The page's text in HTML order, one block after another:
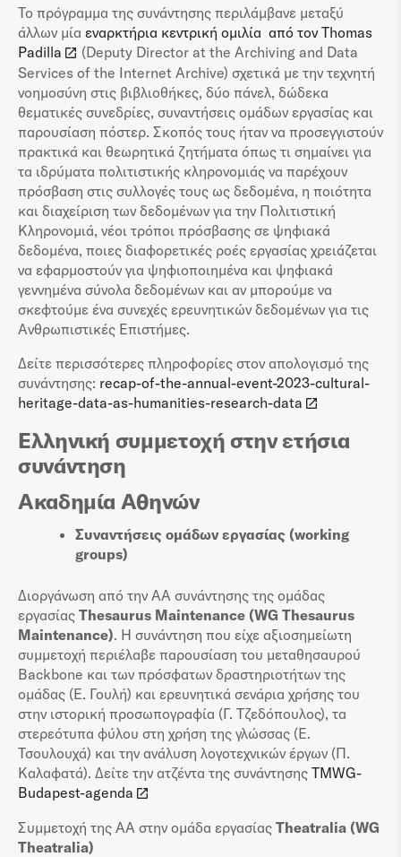
Το πρόγραμμα της συνάντησης περιλάμβανε μεταξύ
άλλων μία εναρκτήρια κεντρική ομιλία από τον Thomas
Padilla
(Deputy Director at the Archiving and Data
Services of the Internet Archive) σχετικά με την τεχνητή
νοημοσύνη στις βιβλιοθήκες, δύο πάνελ, δώδεκα
θεματικές συνεδρίες, συναντήσεις ομάδων εργασίας και
παρουσίαση πόστερ. Σκοπός τους ήταν να προσεγγιστούν
πρακτικά και θεωρητικά ζητήματα όπως τι σημαίνει για
τα ιδρύματα πολιτιστικής κληρονομιάς να παρέχουν
πρόσβαση στις συλλογές τους ως δεδομένα, η ποιότητα
και διαχείριση των δεδομένων για την Πολιτιστική
Κληρονομιά, νέοι τρόποι πρόσβασης σε ψηφιακά
δεδομένα, ποιες διαφορετικές ροές εργασίας χρειάζεται
να εφαρμοστούν για ψηφιοποιημένα και ψηφιακά
γεννημένα σύνολα δεδομένων και αν μπορούμε να
σκεφτούμε ένα συνεχές ερευνητικών δεδομένων για τις
Ανθρωπιστικές Επιστήμες.
Δείτε περισσότερες πληροφορίες στον απολογισμό της
συνάντησης: recap-of-the-annual-event-2023-cultural-
heritage-data-as-humanities-research-data
Ελληνική συμμετοχή στην ετήσια
συνάντηση
Ακαδημία Αθηνών
Συναντήσεις ομάδων εργασίας (working
groups)
Διοργάνωση από την ΑΑ συνάντησης της ομάδας
εργασίας Thesaurus Maintenance (WG Thesaurus
Maintenance). Η συνάντηση που είχε αξιοσημείωτη
συμμετοχή περιέλαβε παρουσίαση του μεταθησαυρού
Backbone και των πρόσφατων δραστηριοτήτων της
ομάδας (Ε. Γουλή) και ερευνητικά σενάρια χρήσης του
στην ιστορική προσωπογραφία (Γ. Τζεδόπουλος), τα
στερεότυπα φύλου στη χρήση της γλώσσας (Ε.
Τσουλουχά) και την ανάλυση λογοτεχνικών έργων (Π.
Καλαφατά). Δείτε την ατζέντα της συνάντησης TMWG-
Budapest-agenda
Συμμετοχή της ΑΑ στην ομάδα εργασίας Theatralia (WG
Theatralia)